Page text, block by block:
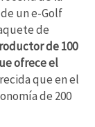
un e-Golf
de
de 100
ofrece el
que en el
de 200